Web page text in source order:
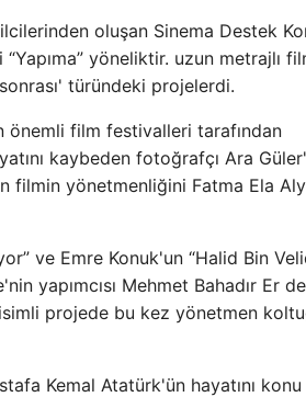
oluşan Sinema Destek
yöneliktir. uzun metrajlı
türündeki projelerdi.
önemli film festivalleri tarafından
kaybeden fotoğrafçı Ara
filmin yönetmenliğini Fatma Ela
ve Emre Konuk'un “Halid Bin
yapımcısı Mehmet Bahadır Er de
projede bu kez yönetmen
Kemal Atatürk'ün hayatını konu